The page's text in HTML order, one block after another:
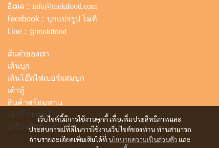
เว็บไซต์นี้มีการใช้งานคุกกี้ เพื่อเพิ่มประสิทธิภาพและ
ประสบการณ์ที่ดีในการใช้งานเว็บไซต์ของท่าน ท่านสามารถ
อ่านรายละเอียดเพิ่มเติมได้ที่ นโยบายความเป็นส่วนตัว และ
อีเมล : info@mokifood.com
Facebook : บุกแปรรูป โมคิ
Line : @mokifood
สินค้าของเรา
เส้นบุก
เส้นโอ๊ตไฟเบอร์ผสมบุก
เต้าหู้
สินค้าพร้อมทาน
เฉาก๊วย/เยลลี่
เครื่องดื่มรังนก